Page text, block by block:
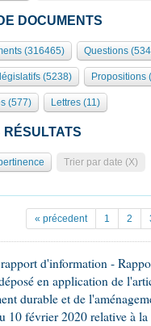
DOCUMENTS
(316465) Questions
(5238) Propositions
(577) Lettres (11)
RÉSULTATS
Trier par date (X)
« précedent 1 2
d'information -
en application de
durable et de
10 février 2020 relative à